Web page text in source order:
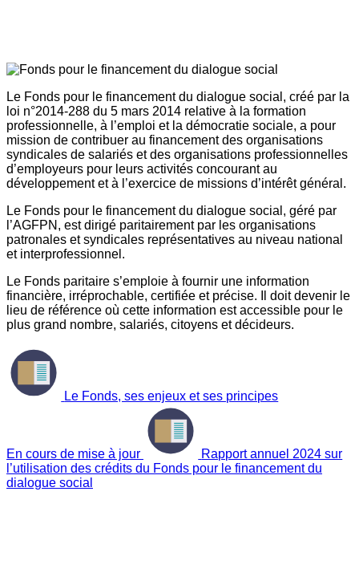
Le Fonds pour le financement du dialogue social, créé par la
loi n°2014-288 du 5 mars 2014 relative à la formation
professionnelle, à l’emploi et la démocratie sociale, a pour
mission de contribuer au financement des organisations
syndicales de salariés et des organisations professionnelles
d’employeurs pour leurs activités concourant au
développement et à l’exercice de missions d’intérêt général.
Le Fonds pour le financement du dialogue social, géré par
l’AGFPN, est dirigé paritairement par les organisations
patronales et syndicales représentatives au niveau national
et interprofessionnel.
Le Fonds paritaire s’emploie à fournir une information
financière, irréprochable, certifiée et précise. Il doit devenir le
lieu de référence où cette information est accessible pour le
plus grand nombre, salariés, citoyens et décideurs.
Le Fonds, ses enjeux et ses principes
En cours de mise à jour
Rapport annuel 2024 sur
l’utilisation des crédits du Fonds pour le financement du
dialogue social